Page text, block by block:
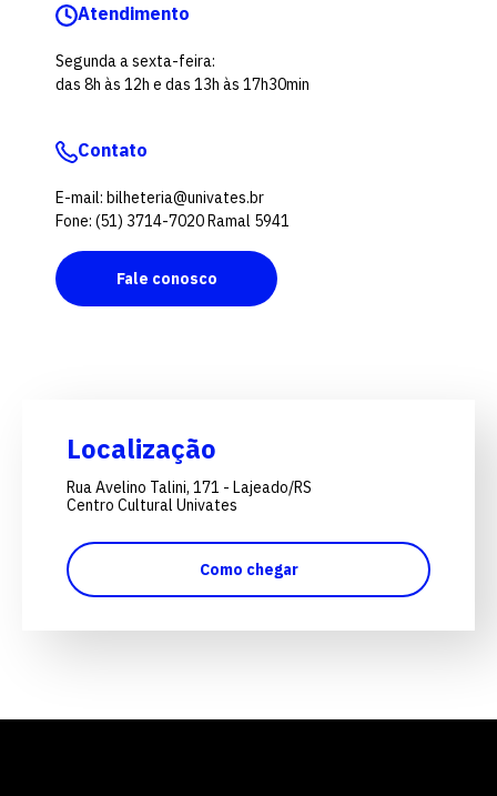
Atendimento
Segunda a sexta-feira:
das 8h às 12h e das 13h às 17h30min
Contato
E-mail: bilheteria@univates.br
Fone: (51) 3714-7020 Ramal 5941
Fale conosco
Localização
Rua Avelino Talini, 171 - Lajeado/RS
Centro Cultural Univates
Como chegar